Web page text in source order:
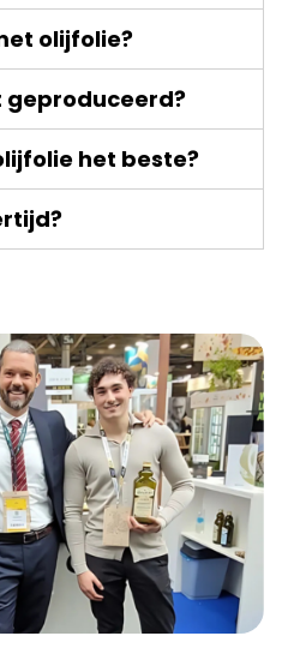
olijfolie?
het beste?